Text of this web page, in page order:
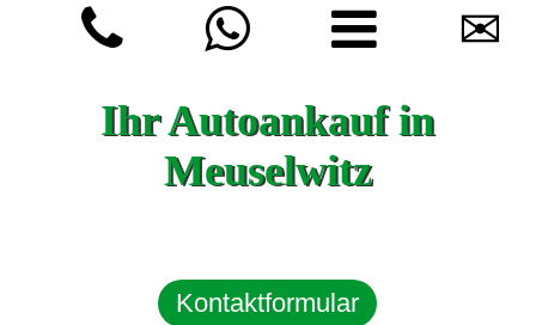
✉
Ihr Autoankauf in
Meuselwitz
Kontaktformular